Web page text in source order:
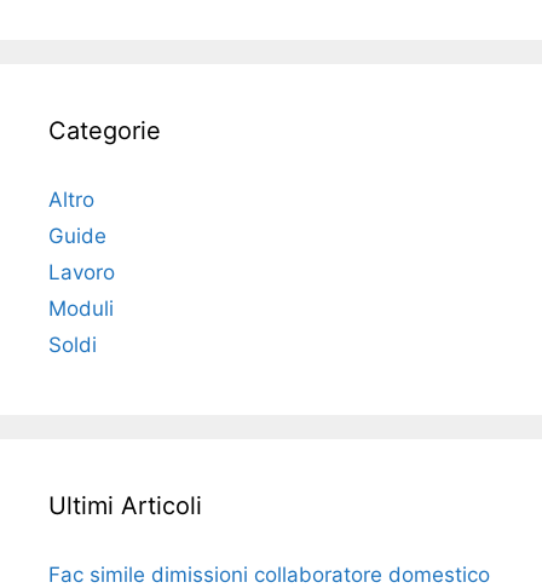
Categorie
Altro
Guide
Lavoro
Moduli
Soldi
Ultimi Articoli
Fac simile dimissioni collaboratore domestico​​​